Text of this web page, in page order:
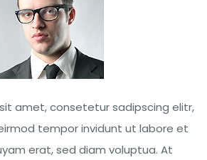
amet, consetetur sadipscing elitr,
tempor invidunt ut labore et
erat, sed diam voluptua. At